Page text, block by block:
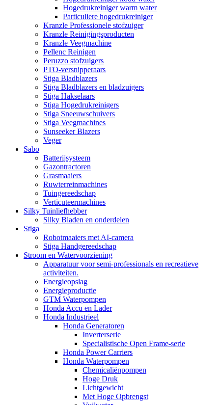
Hogedrukreiniger warm water
Particuliere hogedrukreiniger
Kranzle Professionele stofzuiger
Kranzle Reinigingsproducten
Kranzle Veegmachine
Pellenc Reinigen
Peruzzo stofzuigers
PTO-versnipperaars
Stiga Bladblazers
Stiga Bladblazers en bladzuigers
Stiga Hakselaars
Stiga Hogedrukreinigers
Stiga Sneeuwschuivers
Stiga Veegmachines
Sunseeker Blazers
Veger
Sabo
Batterijsysteem
Gazontractoren
Grasmaaiers
Ruwterreinmachines
Tuingereedschap
Verticuteermachines
Silky Tuinliefhebber
Silky Bladen en onderdelen
Stiga
Robotmaaiers met AI-camera
Stiga Handgereedschap
Stroom en Watervoorziening
Apparatuur voor semi-professionals en recreatieve
activiteiten.
Energieopslag
Energieproductie
GTM Waterpompen
Honda Accu en Lader
Honda Industrieel
Honda Generatoren
Inverterserie
Specialistische Open Frame-serie
Honda Power Carriers
Honda Waterpompen
Chemicaliënpompen
Hoge Druk
Lichtgewicht
Met Hoge Opbrengst